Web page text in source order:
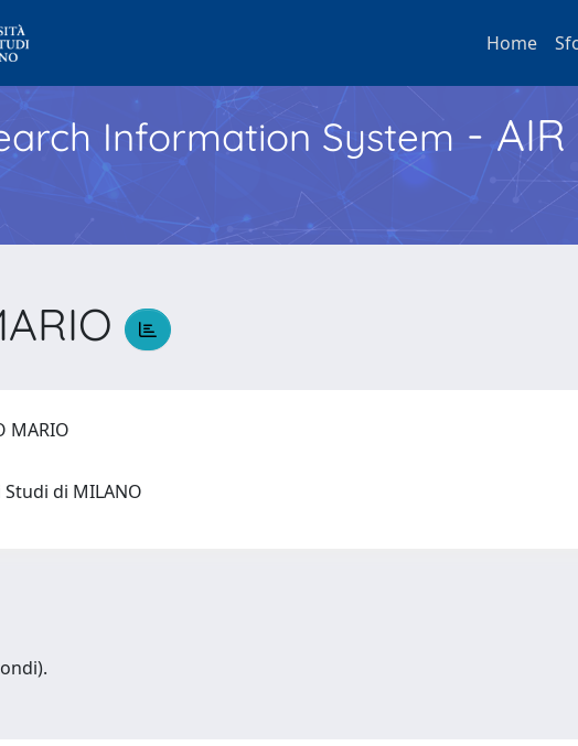
Home
Information System - AIR
MARIO
di MILANO